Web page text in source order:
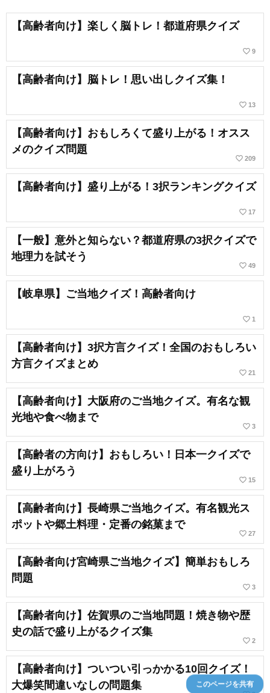
【高齢者向け】楽しく脳トレ！都道府県クイズ
favorite_border 9
【高齢者向け】脳トレ！思い出しクイズ集！
favorite_border 13
【高齢者向け】おもしろくて盛り上がる！オスス
メのクイズ問題
favorite_border 209
【高齢者向け】盛り上がる！3択ランキングクイズ
favorite_border 17
【一般】意外と知らない？都道府県の3択クイズで
地理力を試そう
favorite_border 49
【岐阜県】ご当地クイズ！高齢者向け
favorite_border 1
【高齢者向け】3択方言クイズ！全国のおもしろい
方言クイズまとめ
favorite_border 21
【高齢者向け】大阪府のご当地クイズ。有名な観
光地や食べ物まで
favorite_border 3
【高齢者の方向け】おもしろい！日本一クイズで
盛り上がろう
favorite_border 15
【高齢者向け】長崎県ご当地クイズ。有名観光ス
ポットや郷土料理・定番の銘菓まで
favorite_border 27
【高齢者向け宮崎県ご当地クイズ】簡単おもしろ
問題
favorite_border 3
【高齢者向け】佐賀県のご当地問題！焼き物や歴
史の話で盛り上がるクイズ集
favorite_border 2
【高齢者向け】ついつい引っかかる10回クイズ！
大爆笑間違いなしの問題集
このページを共有